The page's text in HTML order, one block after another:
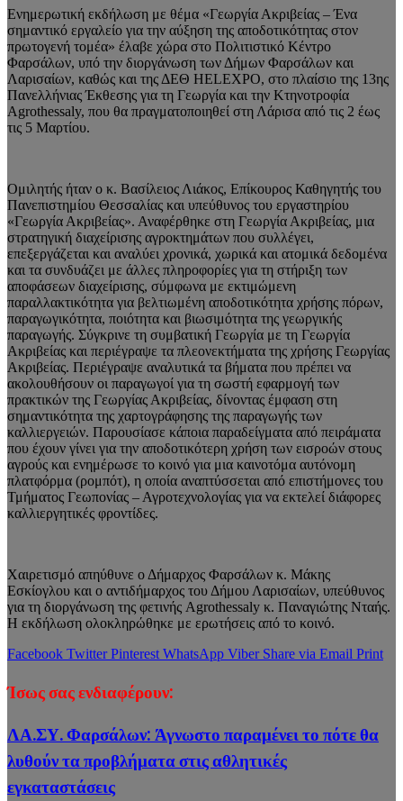
Ενημερωτική εκδήλωση με θέμα «Γεωργία Ακριβείας – Ένα
σημαντικό εργαλείο για την αύξηση της αποδοτικότητας στον
πρωτογενή τομέα» έλαβε χώρα στο Πολιτιστικό Κέντρο
Φαρσάλων, υπό την διοργάνωση των Δήμων Φαρσάλων και
Λαρισαίων, καθώς και της ΔΕΘ HELEXPO, στο πλαίσιο της 13ης
Πανελλήνιας Έκθεσης για τη Γεωργία και την Κτηνοτροφία
Agrothessaly, που θα πραγματοποιηθεί στη Λάρισα από τις 2 έως
τις 5 Μαρτίου.
Ομιλητής ήταν ο κ. Βασίλειος Λιάκος, Επίκουρος Καθηγητής του
Πανεπιστημίου Θεσσαλίας και υπεύθυνος του εργαστηρίου
«Γεωργία Ακριβείας». Αναφέρθηκε στη Γεωργία Ακριβείας, μια
στρατηγική διαχείρισης αγροκτημάτων που συλλέγει,
επεξεργάζεται και αναλύει χρονικά, χωρικά και ατομικά δεδομένα
και τα συνδυάζει με άλλες πληροφορίες για τη στήριξη των
αποφάσεων διαχείρισης, σύμφωνα με εκτιμώμενη
παραλλακτικότητα για βελτιωμένη αποδοτικότητα χρήσης πόρων,
παραγωγικότητα, ποιότητα και βιωσιμότητα της γεωργικής
παραγωγής. Σύγκρινε τη συμβατική Γεωργία με τη Γεωργία
Ακριβείας και περιέγραψε τα πλεονεκτήματα της χρήσης Γεωργίας
Ακριβείας. Περιέγραψε αναλυτικά τα βήματα που πρέπει να
ακολουθήσουν οι παραγωγοί για τη σωστή εφαρμογή των
πρακτικών της Γεωργίας Ακριβείας, δίνοντας έμφαση στη
σημαντικότητα της χαρτογράφησης της παραγωγής των
καλλιεργειών. Παρουσίασε κάποια παραδείγματα από πειράματα
που έχουν γίνει για την αποδοτικότερη χρήση των εισροών στους
αγρούς και ενημέρωσε το κοινό για μια καινοτόμα αυτόνομη
πλατφόρμα (ρομπότ), η οποία αναπτύσσεται από επιστήμονες του
Τμήματος Γεωπονίας – Αγροτεχνολογίας για να εκτελεί διάφορες
καλλιεργητικές φροντίδες.
Χαιρετισμό απηύθυνε ο Δήμαρχος Φαρσάλων κ. Μάκης
Εσκίογλου και ο αντιδήμαρχος του Δήμου Λαρισαίων, υπεύθυνος
για τη διοργάνωση της φετινής Agrothessaly κ. Παναγιώτης Νταής.
Η εκδήλωση ολοκληρώθηκε με ερωτήσεις από το κοινό.
Facebook Twitter Pinterest WhatsApp Viber Share via Email Print
Ίσως σας ενδιαφέρουν:
ΛΑ.ΣΥ. Φαρσάλων: Άγνωστο παραμένει το πότε θα
λυθούν τα προβλήματα στις αθλητικές
εγκαταστάσεις